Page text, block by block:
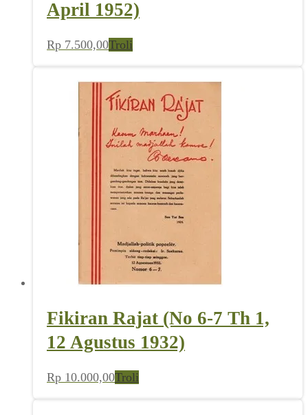
April 1952)
Rp 7.500,00Troli
Fikiran Rajat (No 6-7 Th 1,
12 Agustus 1932)
Rp 10.000,00Troli